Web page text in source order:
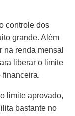
controle dos
grande. Além
na renda mensal
liberar o limite
financeira.
limite aprovado,
bastante no